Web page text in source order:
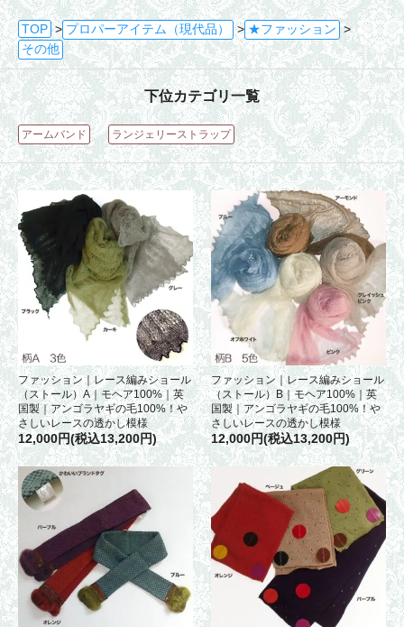
TOP > プロパーアイテム（現代品） > ★ファッション >
その他
下位カテゴリ一覧
アームバンド ランジェリーストラップ
ファッション｜レース編みショール
（ストール）A｜モヘア100%｜英
国製｜アンゴラヤギの毛100%！や
さしいレースの透かし模様
12,000円(税込13,200円)
ファッション｜レース編みショール
（ストール）B｜モヘア100%｜英
国製｜アンゴラヤギの毛100%！や
さしいレースの透かし模様
12,000円(税込13,200円)